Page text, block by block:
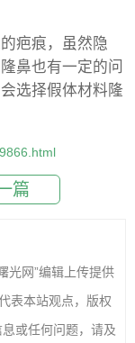
疤痕，虽然隐
鼻也有一定的问
选择假体材料隆
篇
光网”编辑上传提供
表本站观点，版权
或任何问题，请及